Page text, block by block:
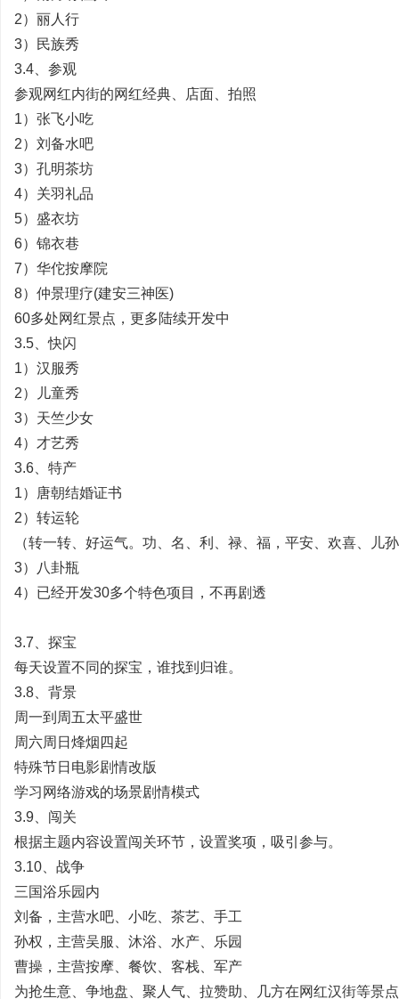
2）丽人行
3）民族秀
3.4、参观
参观网红内街的网红经典、店面、拍照
1）张飞小吃
2）刘备水吧
3）孔明茶坊
4）关羽礼品
5）盛衣坊
6）锦衣巷
7）华佗按摩院
8）仲景理疗(建安三神医)
60多处网红景点，更多陆续开发中
3.5、快闪
1）汉服秀
2）儿童秀
3）天竺少女
4）才艺秀
3.6、特产
1）唐朝结婚证书
2）转运轮
（转一转、好运气。功、名、利、禄、福，平安、欢喜、儿
3）八卦瓶
4）已经开发30多个特色项目，不再剧透
3.7、探宝
每天设置不同的探宝，谁找到归谁。
3.8、背景
周一到周五太平盛世
周六周日烽烟四起
特殊节日电影剧情改版
学习网络游戏的场景剧情模式
3.9、闯关
根据主题内容设置闯关环节，设置奖项，吸引参与。
3.10、战争
三国浴乐园内
刘备，主营水吧、小吃、茶艺、手工
孙权，主营吴服、沐浴、水产、乐园
曹操，主营按摩、餐饮、客栈、军产
为抢生意、争地盘、聚人气、拉赞助、几方在网红汉街等景